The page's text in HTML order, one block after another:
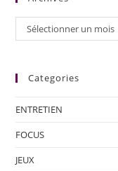
Sélectionner un mois
Categories
ENTRETIEN
FOCUS
JEUX